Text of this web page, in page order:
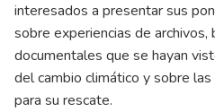
interesados a presentar sus
sobre experiencias de
documentales que se hayan
del cambio climático y sobre
para su rescate.